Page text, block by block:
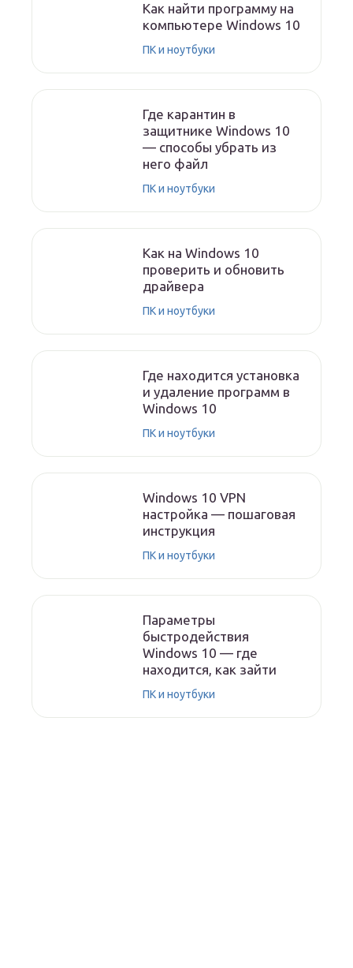
Как найти программу на
компьютере Windows 10
ПК и ноутбуки
Где карантин в
защитнике Windows 10
— способы убрать из
него файл
ПК и ноутбуки
Как на Windows 10
проверить и обновить
драйвера
ПК и ноутбуки
Где находится установка
и удаление программ в
Windows 10
ПК и ноутбуки
Windows 10 VPN
настройка — пошаговая
инструкция
ПК и ноутбуки
Параметры
быстродействия
Windows 10 — где
находится, как зайти
ПК и ноутбуки